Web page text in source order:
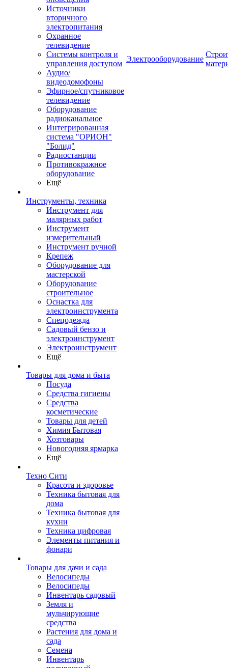
Источники
вторичного
электропитания
Охранное
телевидение
Системы контроля и
управления доступом
Аудио/
видеодомофоны
Эфирное/спутниковое
телевидение
Оборудование
радиоканальное
Интегрированная
система "ОРИОН"
"Болид"
Радиостанции
Противокражное
оборудование
Ещё
Инструменты, техника
Инструмент для
малярных работ
Инструмент
измерительный
Инструмент ручной
Крепеж
Оборудование для
мастерской
Оборудование
строительное
Оснастка для
электроинструмента
Спецодежда
Садовый бензо и
электроинструмент
Электроинструмент
Ещё
Товары для дома и быта
Посуда
Средства гигиены
Средства
косметические
Товары для детей
Химия Бытовая
Хозтовары
Новогодняя ярмарка
Ещё
Техно Сити
Красота и здоровье
Техника бытовая для
дома
Техника бытовая для
кухни
Техника цифровая
Элементы питания и
фонари
Товары для дачи и сада
Велосипеды
Велосипеды
Инвентарь садовый
Земля и
мульчирующие
средства
Растения для дома и
сада
Семена
Инвентарь
Электрооборудование